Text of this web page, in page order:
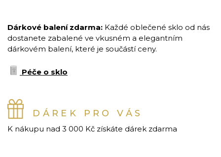
Dárkové balení zdarma: Každé oblečené sklo od nás
dostanete zabalené ve vkusném a elegantním
dárkovém balení, které je součástí ceny.
Péče o sklo
DÁREK PRO VÁS
K nákupu nad 3 000 Kč získáte dárek zdarma